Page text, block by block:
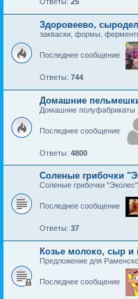
Ответы: 25
Здоровеево,
закваски, формы,
Последнее сообщение
Ответы: 744
Домашние
Домашние полуфабрикаты
Последнее сообщение
Ответы: 4800
Соленые грибочки
Соленые грибочки "Эколес"
Последнее сообщение
Ответы: 37
Козье молоко, сыр и
Предложение для
Последнее сообщение